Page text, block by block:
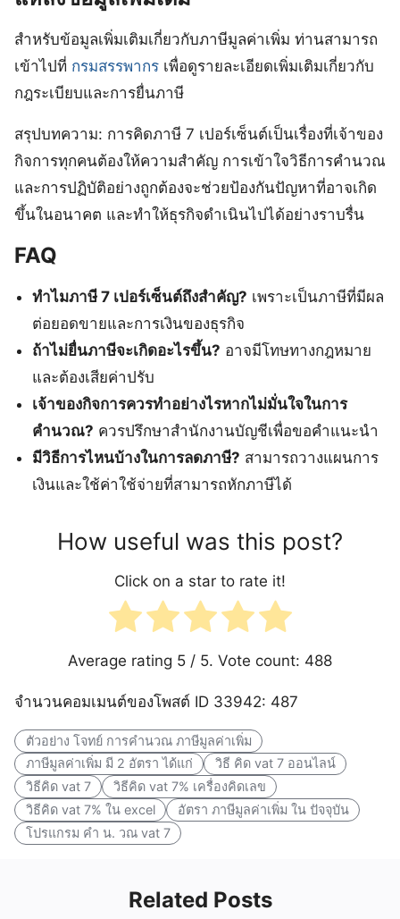
สำหรับข้อมูลเพิ่มเติมเกี่ยวกับภาษีมูลค่าเพิ่ม ท่านสามารถ
เข้าไปที่ กรมสรรพากร เพื่อดูรายละเอียดเพิ่มเติมเกี่ยวกับ
กฎระเบียบและการยื่นภาษี
สรุปบทความ: การคิดภาษี 7 เปอร์เซ็นต์เป็นเรื่องที่เจ้าของ
กิจการทุกคนต้องให้ความสำคัญ การเข้าใจวิธีการคำนวณ
และการปฏิบัติอย่างถูกต้องจะช่วยป้องกันปัญหาที่อาจเกิด
ขึ้นในอนาคต และทำให้ธุรกิจดำเนินไปได้อย่างราบรื่น
FAQ
ทำไมภาษี 7 เปอร์เซ็นต์ถึงสำคัญ? เพราะเป็นภาษีที่มีผล
ต่อยอดขายและการเงินของธุรกิจ
ถ้าไม่ยื่นภาษีจะเกิดอะไรขึ้น? อาจมีโทษทางกฎหมาย
และต้องเสียค่าปรับ
เจ้าของกิจการควรทำอย่างไรหากไม่มั่นใจในการ
คำนวณ? ควรปรึกษาสำนักงานบัญชีเพื่อขอคำแนะนำ
มีวิธีการไหนบ้างในการลดภาษี? สามารถวางแผนการ
เงินและใช้ค่าใช้จ่ายที่สามารถหักภาษีได้
How useful was this post?
Click on a star to rate it!
Average rating 5 / 5. Vote count: 488
จำนวนคอมเมนต์ของโพสต์ ID 33942: 487
ตัวอย่าง โจทย์ การคำนวณ ภาษีมูลค่าเพิ่ม
ภาษีมูลค่าเพิ่ม มี 2 อัตรา ได้แก่
วิธี คิด vat 7 ออนไลน์
วิธีคิด vat 7
วิธีคิด vat 7% เครื่องคิดเลข
วิธีคิด vat 7% ใน excel
อัตรา ภาษีมูลค่าเพิ่ม ใน ปัจจุบัน
โปรแกรม คํา น. วณ vat 7
Related Posts